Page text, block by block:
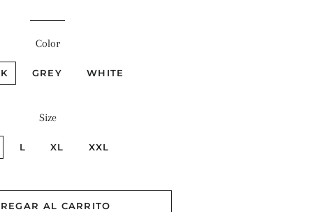
Color
GREY WHITE
Size
L XL XXL
AL CARRITO